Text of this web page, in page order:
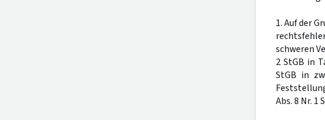
1. Auf der
schweren
2 StGB in
StGB in
Abs. 8 Nr. 1